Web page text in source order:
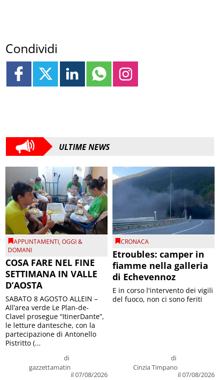
Condividi
ULTIME NEWS
APPUNTAMENTI,OGGI &
DOMANI
COSA FARE NEL FINE
SETTIMANA IN VALLE
D’AOSTA
di
gazzettamatin
il 07/08/2026
SABATO 8 AGOSTO ALLEIN –
All’area verde Le Plan-de-
Clavel prosegue “ItinerDante”,
le letture dantesche, con la
partecipazione di Antonello
Pistritto (...
CRONACA
Etroubles: camper in
fiamme nella galleria
di Echevennoz
di
Cinzia Timpano
il 07/08/2026
E in corso l'intervento dei vigili
del fuoco, non ci sono feriti